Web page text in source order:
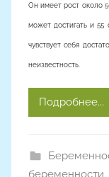
Он имеет рост около
может достигать и 55
чувствует себя
неизвестность.
Подробнее...
беременности